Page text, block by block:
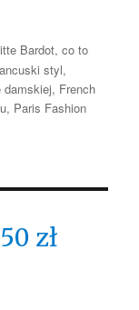
Bardot,co to
styl,
, French
, Paris Fashion
zł